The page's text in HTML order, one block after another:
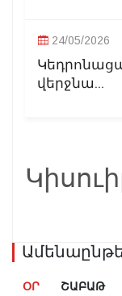
24/05/2026
վերջնա...
ՕՐ ՇԱԲԱԹ